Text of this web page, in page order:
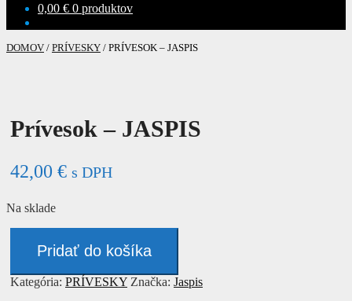
0,00 € 0 produktov
DOMOV / PRÍVESKY / PRÍVESOK – JASPIS
Prívesok – JASPIS
42,00 € s DPH
Na sklade
Prívesok
JASPIS
Pridať do košíka
Kategória: PRÍVESKY Značka: Jaspis